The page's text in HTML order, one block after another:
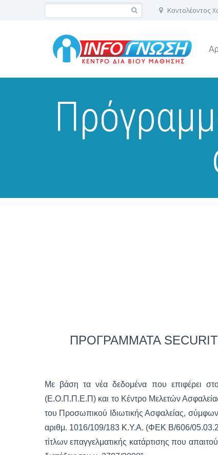
Κοντολέοντος
ΠΡΟΓΡΑΜΜΑΤΑ
Με βάση τα νέα δεδομένα που επιφέρει
(Ε.Ο.Π.Π.Ε.Π) και το Κέντρο Μελετών
του Προσωπικού Ιδιωτικής Ασφαλείας,
αριθμ. 1016/109/183 Κ.Υ.Α. (ΦΕΚ Β/606/
τίτλων επαγγελματικής κατάρτισης που